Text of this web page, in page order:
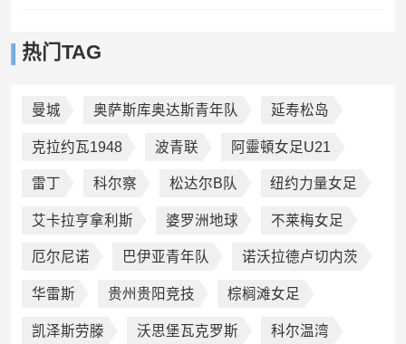
热门TAG
曼城 奥萨斯库奥达斯青年队 延寿松岛
克拉约瓦1948 波青联 阿靈頓女足U21
雷丁 科尔察 松达尔B队 纽约力量女足
艾卡拉亨拿利斯 婆罗洲地球 不莱梅女足
厄尔尼诺 巴伊亚青年队 诺沃拉德卢切内茨
华雷斯 贵州贵阳竞技 棕榈滩女足
凯泽斯劳滕 沃思堡瓦克罗斯 科尔温湾